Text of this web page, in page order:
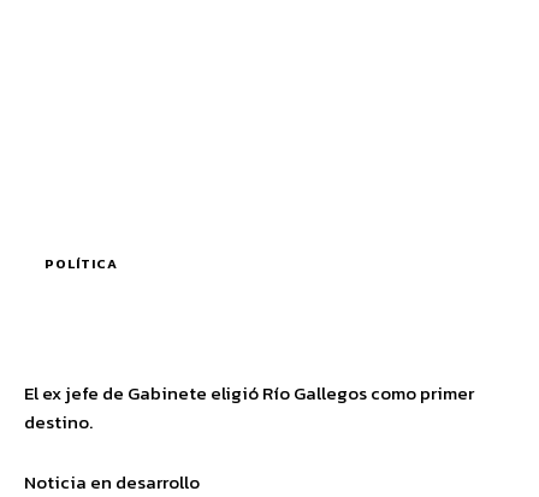
POLÍTICA
El ex jefe de Gabinete eligió Río Gallegos como primer
destino.
Noticia en desarrollo